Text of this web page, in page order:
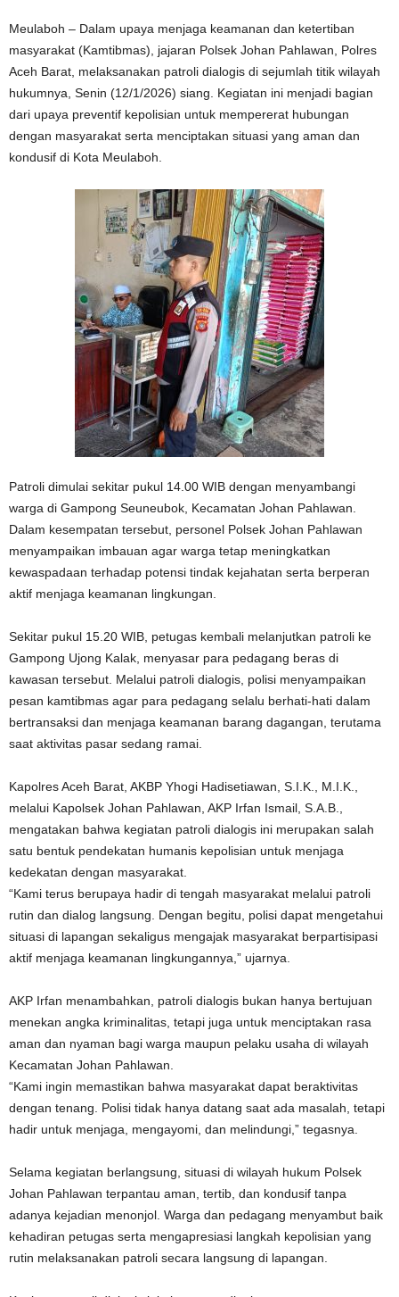
Meulaboh – Dalam upaya menjaga keamanan dan ketertiban
masyarakat (Kamtibmas), jajaran Polsek Johan Pahlawan, Polres
Aceh Barat, melaksanakan patroli dialogis di sejumlah titik wilayah
hukumnya, Senin (12/1/2026) siang. Kegiatan ini menjadi bagian
dari upaya preventif kepolisian untuk mempererat hubungan
dengan masyarakat serta menciptakan situasi yang aman dan
kondusif di Kota Meulaboh.
Patroli dimulai sekitar pukul 14.00 WIB dengan menyambangi
warga di Gampong Seuneubok, Kecamatan Johan Pahlawan.
Dalam kesempatan tersebut, personel Polsek Johan Pahlawan
menyampaikan imbauan agar warga tetap meningkatkan
kewaspadaan terhadap potensi tindak kejahatan serta berperan
aktif menjaga keamanan lingkungan.
Sekitar pukul 15.20 WIB, petugas kembali melanjutkan patroli ke
Gampong Ujong Kalak, menyasar para pedagang beras di
kawasan tersebut. Melalui patroli dialogis, polisi menyampaikan
pesan kamtibmas agar para pedagang selalu berhati-hati dalam
bertransaksi dan menjaga keamanan barang dagangan, terutama
saat aktivitas pasar sedang ramai.
Kapolres Aceh Barat, AKBP Yhogi Hadisetiawan, S.I.K., M.I.K.,
melalui Kapolsek Johan Pahlawan, AKP Irfan Ismail, S.A.B.,
mengatakan bahwa kegiatan patroli dialogis ini merupakan salah
satu bentuk pendekatan humanis kepolisian untuk menjaga
kedekatan dengan masyarakat.
“Kami terus berupaya hadir di tengah masyarakat melalui patroli
rutin dan dialog langsung. Dengan begitu, polisi dapat mengetahui
situasi di lapangan sekaligus mengajak masyarakat berpartisipasi
aktif menjaga keamanan lingkungannya,” ujarnya.
AKP Irfan menambahkan, patroli dialogis bukan hanya bertujuan
menekan angka kriminalitas, tetapi juga untuk menciptakan rasa
aman dan nyaman bagi warga maupun pelaku usaha di wilayah
Kecamatan Johan Pahlawan.
“Kami ingin memastikan bahwa masyarakat dapat beraktivitas
dengan tenang. Polisi tidak hanya datang saat ada masalah, tetapi
hadir untuk menjaga, mengayomi, dan melindungi,” tegasnya.
Selama kegiatan berlangsung, situasi di wilayah hukum Polsek
Johan Pahlawan terpantau aman, tertib, dan kondusif tanpa
adanya kejadian menonjol. Warga dan pedagang menyambut baik
kehadiran petugas serta mengapresiasi langkah kepolisian yang
rutin melaksanakan patroli secara langsung di lapangan.